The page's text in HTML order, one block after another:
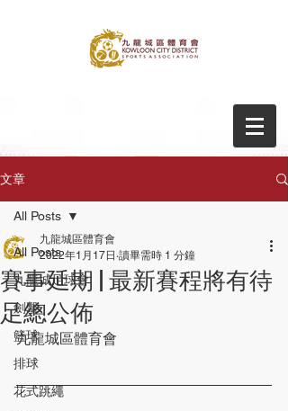
文章
All Posts
九龍城足球會
劍擊
籃球
排球
花式跳繩
All Posts
賽事延期 | 最新賽程將有待
足總公佈
九龍城區體育會
2022年1月17日 讀畢需時 1 分鐘
九龍城區體育會